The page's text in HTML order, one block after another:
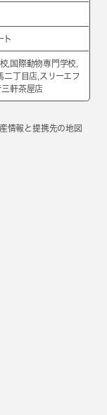
ト
,国際動物専門学校,
二丁目店,スリーエフ
軒茶屋店
情報と提携先の地図